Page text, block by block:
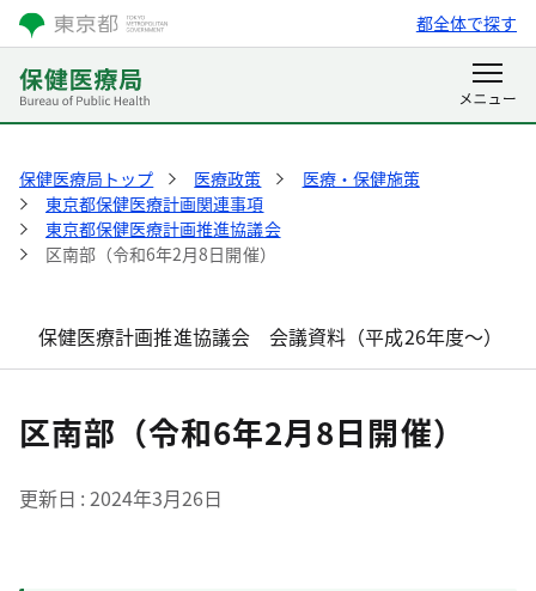
都全体で探す
保健医療局トップ 医療政策
医療・保健施策
東京都保健医療計画関連事項
東京都保健医療計画推進協議会
区南部（令和6年2月8日開催）
保健医療計画推進協議会 会議資料（平成26年度～）
区南部（令和6年2月8日開催）
更新日 2024年3月26日